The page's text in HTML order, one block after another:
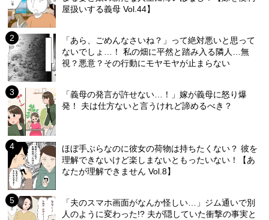
屋扱いする義母 Vol.44】
「あら、ごめんなさいね？」って絶対悪いと思って
ないでしょ…！ 私の畑に平然と踏み入る隣人…無
視？悪意？その行動にモヤモヤが止まらない
「義母の発言が許せない…！」嫁が義母に怒り爆
発！ 夫は仕方ないと言うけれど諦めるべき？
ほぼ手ぶらなのに彼女の荷物は持ちたくない？ 彼を
理解できないけど楽しまないともったいない！【あ
なたが理解できません Vol.8】
「夫のスマホ画面がなんか怪しい…」ジム通いで別
人のように変わった!? 夫が隠していた衝撃の事実と